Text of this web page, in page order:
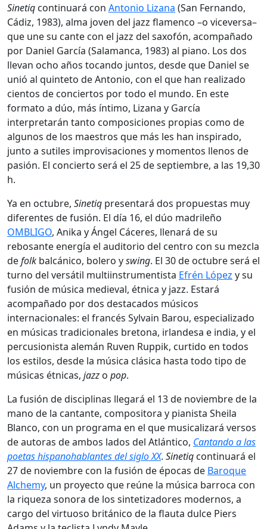
Sinetiq continuará con Antonio Lizana (San Fernando,
Cádiz, 1983), alma joven del jazz flamenco –o viceversa–
que une su cante con el jazz del saxofón, acompañado
por Daniel García (Salamanca, 1983) al piano. Los dos
llevan ocho años tocando juntos, desde que Daniel se
unió al quinteto de Antonio, con el que han realizado
cientos de conciertos por todo el mundo. En este
formato a dúo, más íntimo, Lizana y García
interpretarán tanto composiciones propias como de
algunos de los maestros que más les han inspirado,
junto a sutiles improvisaciones y momentos llenos de
pasión. El concierto será el 25 de septiembre, a las 19,30
h.
Ya en octubre, Sinetiq presentará dos propuestas muy
diferentes de fusión. El día 16, el dúo madrileño
OMBLIGO, Anika y Ángel Cáceres, llenará de su
rebosante energía el auditorio del centro con su mezcla
defolk balcánico, bolero yswing. El 30 de octubre será el
turno del versátil multiinstrumentista Efrén López y su
fusión de música medieval, étnica y jazz. Estará
acompañado por dos destacados músicos
internacionales: el francés Sylvain Barou, especializado
en músicas tradicionales bretona, irlandesa e india, y el
percusionista alemán Ruven Ruppik, curtido en todos
los estilos, desde la música clásica hasta todo tipo de
músicas étnicas, jazz o pop.
La fusión de disciplinas llegará el 13 de noviembre de la
mano de la cantante, compositora y pianista Sheila
Blanco, con un programa en el que musicalizará versos
de autoras de ambos lados del Atlántico, Cantando a las
poetas hispanohablantes del siglo XX. Sinetiq continuará el
27 de noviembre con la fusión de épocas de Baroque
Alchemy, un proyecto que reúne la música barroca con
la riqueza sonora de los sintetizadores modernos, a
cargo del virtuoso británico de la flauta dulce Piers